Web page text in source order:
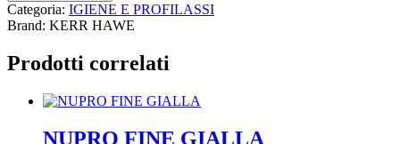
Categoria: IGIENE E PROFILASSI
Brand: KERR HAWE
Prodotti correlati
NUPRO FINE GIALLA